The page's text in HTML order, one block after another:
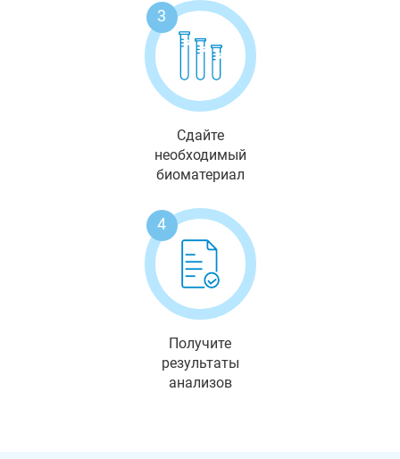
3
Сдайте
необходимый
биоматериал
4
Получите
результаты
анализов